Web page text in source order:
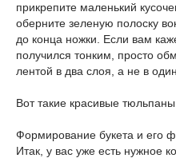
прикрепите маленький
оберните зеленую полоску
до конца ножки. Если вам
получился тонким, просто
лентой в два слоя, а не в один.
Вот такие красивые
Формирование букета и его
Итак, у вас уже есть нужное